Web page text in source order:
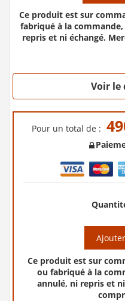
Ce produit est sur
fabriqué à la
repris et ni échangé.
Voir le
Pour un total de :
Ce produit est sur
ou fabriqué à la
annulé, ni repris et